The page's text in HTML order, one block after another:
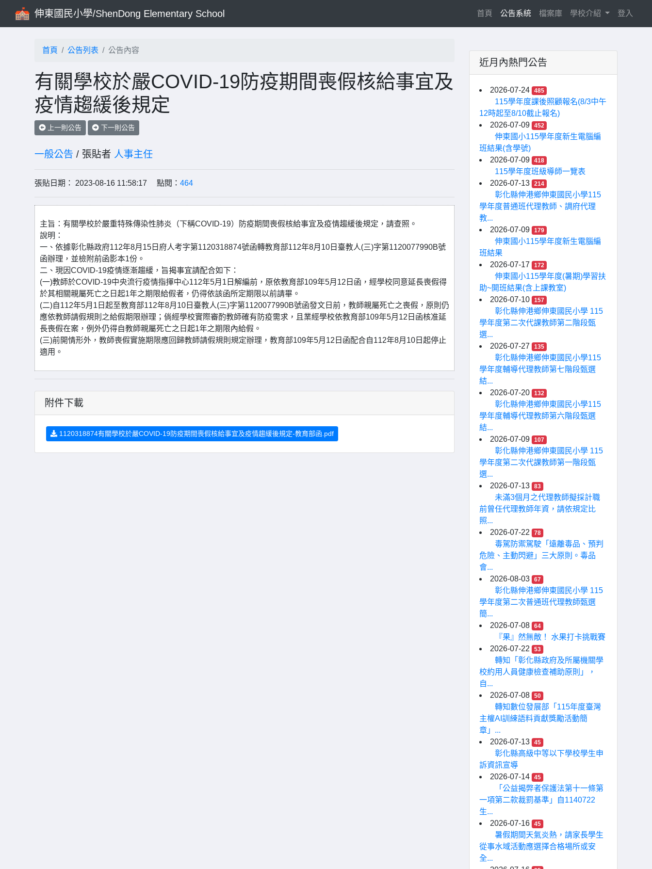
伸東國民小學/ShenDong Elementary School 首頁 (current)
公告系統 檔案庫 學校介紹 登入
首頁 公告列表 公告內容
有關學校於嚴COVID-19防疫期間喪假核給事宜及
疫情趨緩後規定
上一則公告 下一則公告
一般公告 / 張貼者 人事主任
張貼日期： 2023-08-16 11:58:17 點閱： 464
主旨：有關學校於嚴重特殊傳染性肺炎（下稱COVID-19）防疫期間喪假核給事宜及疫情趨緩後規定，請查照。
說明：
一、依據彰化縣政府112年8月15日府人考字第1120318874號函轉教育部112年8月10日臺教人(三)字第1120077990B號
函辦理，並檢附前函影本1份。
二、現因COVID-19疫情逐漸趨緩，旨揭事宜請配合如下：
(一)教師於COVID-19中央流行疫情指揮中心112年5月1日解編前，原依教育部109年5月12日函，經學校同意延長喪假得
於其相關親屬死亡之日起1年之期限給假者，仍得依該函所定期限以前請畢。
(二)自112年5月1日起至教育部112年8月10日臺教人(三)字第1120077990B號函發文日前，教師親屬死亡之喪假，原則仍
應依教師請假規則之給假期限辦理；倘經學校實際審酌教師確有防疫需求，且業經學校依教育部109年5月12日函核准延
長喪假在案，例外仍得自教師親屬死亡之日起1年之期限內給假。
(三)前開情形外，教師喪假實施期限應回歸教師請假規則規定辦理，教育部109年5月12日函配合自112年8月10日起停止
適用。
附件下載
1120318874有關學校於嚴COVID-19防疫期間喪假核給事宜及疫情趨緩後規定-教育部函.pdf
近月內熱門公告
2026-07-24 485
115學年度課後照顧報名(8/3中午
12時起至8/10截止報名)
2026-07-09
452
伸東國小115學年度新生電腦編
班結果(含學號)
2026-07-09
418
115學年度班級導師一覽表
2026-07-13
214
彰化縣伸港鄉伸東國民小學115
學年度普通班代理教師、調府代理
教...
2026-07-09
179
伸東國小115學年度新生電腦編
班結果
2026-07-17
172
伸東國小115學年度(暑期)學習扶
助~開班結果(含上課教室)
2026-07-10
157
彰化縣伸港鄉伸東國民小學 115
學年度第二次代課教師第二階段甄
選...
2026-07-27
135
彰化縣伸港鄉伸東國民小學115
學年度輔導代理教師第七階段甄選
結...
2026-07-20
132
彰化縣伸港鄉伸東國民小學115
學年度輔導代理教師第六階段甄選
結...
2026-07-09
107
彰化縣伸港鄉伸東國民小學 115
學年度第二次代課教師第一階段甄
選...
2026-07-13
83
未滿3個月之代理教師擬採計職
前曾任代理教師年資，請依規定比
照...
2026-07-22
78
毒駕防禦駕駛「遠離毒品、預判
危險、主動閃避」三大原則。毒品
會...
2026-08-03
67
彰化縣伸港鄉伸東國民小學 115
學年度第二次普通班代理教師甄選
簡...
2026-07-08
64
『果』然無敵！ 水果打卡挑戰賽
2026-07-22
53
轉知「彰化縣政府及所屬機關學
校約用人員健康檢查補助原則」，
自...
2026-07-08
50
轉知數位發展部「115年度臺灣
主權AI訓練語料貢獻獎勵活動簡
章」...
2026-07-13
45
彰化縣高級中等以下學校學生申
訴資訊宣導
2026-07-14
45
「公益揭弊者保護法第十一條第
一項第二款裁罰基準」自1140722
生...
2026-07-16
45
暑假期間天氣炎熱，請家長學生
從事水域活動應選擇合格場所或安
全...